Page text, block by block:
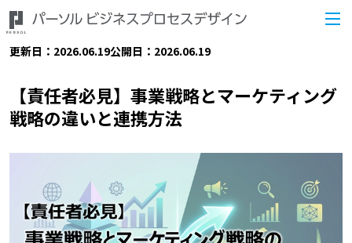
更新日：2026.06.19公開日：2026.06.19
【責任者必見】事業戦略とマーケティング
戦略の違いと連携方法